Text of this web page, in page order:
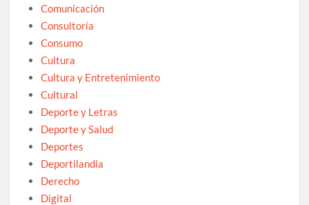
Comunicación
Consultoría
Consumo
Cultura
Cultura y Entretenimiento
Cultural
Deporte y Letras
Deporte y Salud
Deportes
Deportilandia
Derecho
Digital